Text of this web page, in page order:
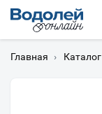
Главная › Каталог